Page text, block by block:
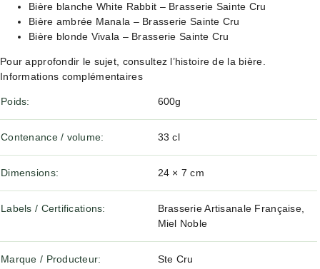
Bière blanche White Rabbit – Brasserie Sainte Cru
Bière ambrée Manala – Brasserie Sainte Cru
Bière blonde Vivala – Brasserie Sainte Cru
Pour approfondir le sujet, consultez l’histoire de la bière
Informations complémentaires
Poids 600g
Dimensions 24 × 7 cm
Contenance / volume 33 cl
Labels / Certifications
Brasserie Artisanale Française,
Miel Noble
Marque / Producteur Ste Cru